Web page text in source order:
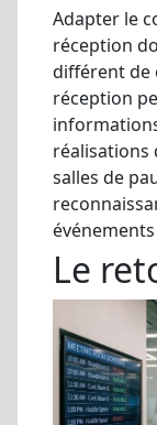
Adapter le
réception
différent de
réception
réalisations
salles de
Le